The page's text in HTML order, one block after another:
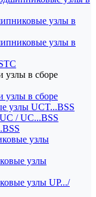
узлы в
узлы в
в сборе
в сборе
узлы UCT...BSS
/ UC...BSS
узлы
узлы
узлы UP.../